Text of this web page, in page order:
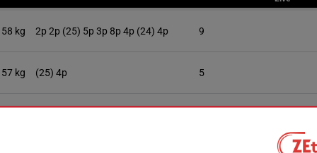
58 kg 2p 2p (25) 5p 3p 8p 4p (24) 4p 9
57 kg (25) 4p 5